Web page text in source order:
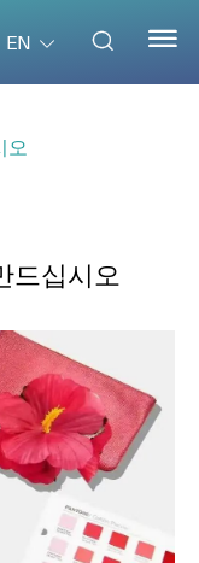
EN  
오
드십시오